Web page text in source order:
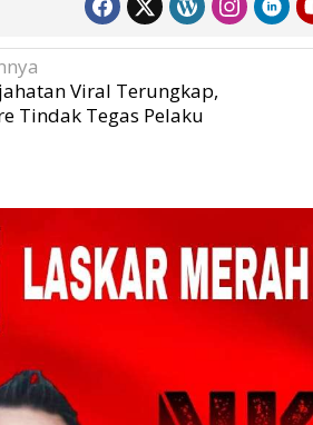
Viral Terungkap,
Tindak Tegas Pelaku